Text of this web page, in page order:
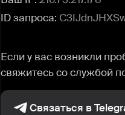
ID запроса:
Если у вас возникли
свяжитесь со службой
Связаться в